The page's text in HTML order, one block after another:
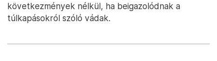
következmények nélkül, ha beigazolódnak a
túlkapásokról szóló vádak.